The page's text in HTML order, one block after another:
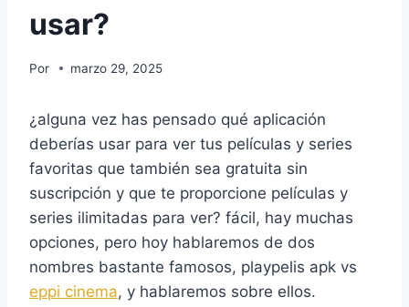
usar?
Por marzo 29, 2025
¿alguna vez has pensado qué aplicación
deberías usar para ver tus películas y series
favoritas que también sea gratuita sin
suscripción y que te proporcione películas y
series ilimitadas para ver? fácil, hay muchas
opciones, pero hoy hablaremos de dos
nombres bastante famosos, playpelis apk vs
eppi cinema, y hablaremos sobre ellos.